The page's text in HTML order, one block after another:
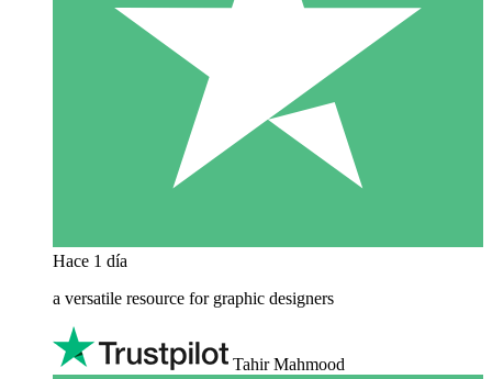
Hace 1 día
a versatile resource for graphic designers
Tahir Mahmood